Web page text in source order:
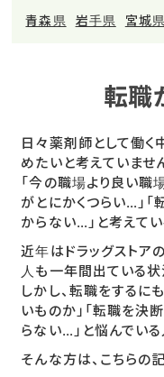
青森県
岩手県 宮城県
転職
日々薬剤師として働く
めたいと考えていませ
「今の職場より良い職
がとにかくつらい…」
からない…」と考えて
近年はドラッグストア
人も一年間出ている状
しかし、転職をするに
いものか」「転職を決
らない…」と悩んでいる
そんな方は、こちらの